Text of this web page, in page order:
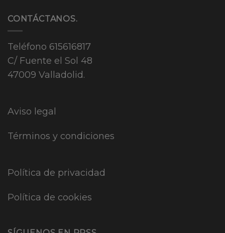
CONTÁCTANOS.
Teléfono 615616817
C/ Fuente el Sol 48
47009 Valladolid.
Aviso legal
Términos y condiciones
Política de privacidad
Política de cookies